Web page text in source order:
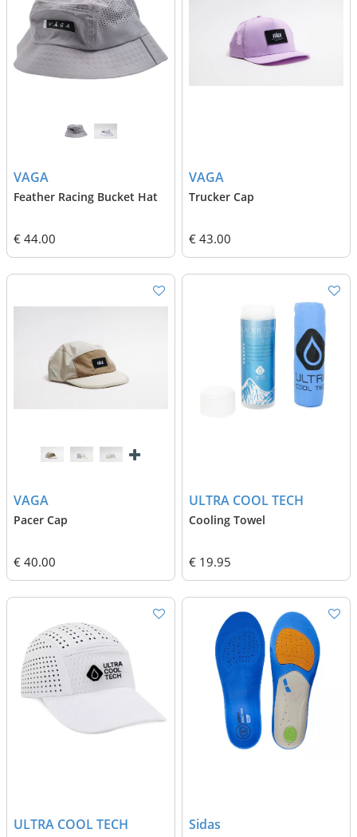
VAGA
Feather Racing Bucket Hat
€ 44.00
VAGA
Trucker Cap
€ 43.00
VAGA
Pacer Cap
€ 40.00
ULTRA COOL TECH
Cooling Towel
€ 19.95
ULTRA COOL TECH Sidas